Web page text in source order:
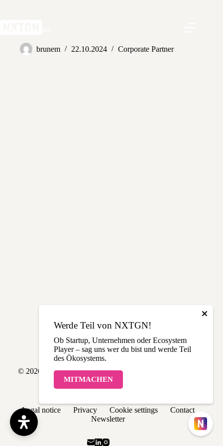
brunem 22.10.2024 Corporate Partner
© 2026 NXTGN | Made with love in THE LÄND
Legal notice Privacy Cookie settings
Contact
Newsletter
Werde Teil von NXTGN!
Ob Startup, Unternehmen oder Ecosystem
Player – sag uns wer du bist und werde Teil
des Ökosystems.
MITMACHEN